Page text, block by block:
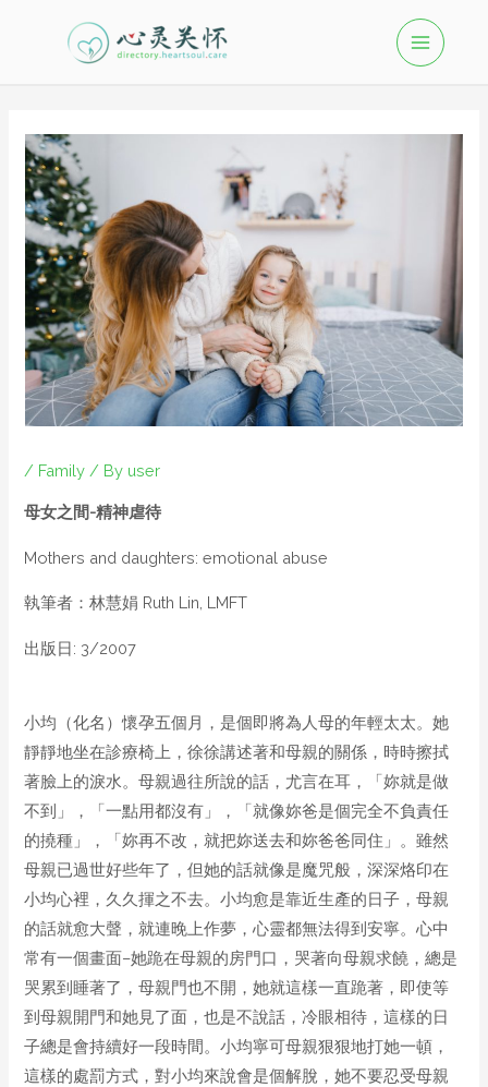
/ Family / By user
母女之間-精神虐待
Mothers and daughters: emotional abuse
執筆者：林慧娟 Ruth Lin, LMFT
出版日: 3/2007
小均（化名）懷孕五個月，是個即將為人母的年輕太太。她
靜靜地坐在診療椅上，徐徐講述著和母親的關係，時時擦拭
著臉上的淚水。母親過往所說的話，尤言在耳，「妳就是做
不到」，「一點用都沒有」，「就像妳爸是個完全不負責任
的撓種」，「妳再不改，就把妳送去和妳爸爸同住」。雖然
母親已過世好些年了，但她的話就像是魔咒般，深深烙印在
小均心裡，久久揮之不去。小均愈是靠近生產的日子，母親
的話就愈大聲，就連晚上作夢，心靈都無法得到安寧。心中
常有一個畫面–她跪在母親的房門口，哭著向母親求饒，總是
哭累到睡著了，母親門也不開，她就這樣一直跪著，即使等
到母親開門和她見了面，也是不說話，冷眼相待，這樣的日
子總是會持續好一段時間。小均寧可母親狠狠地打她一頓，
這樣的處罰方式，對小均來說會是個解脫，她不要忍受母親